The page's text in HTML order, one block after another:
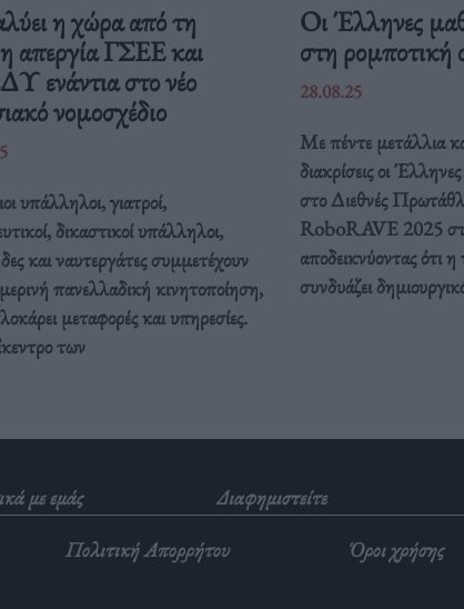
η χώρα από τη
απεργία ΓΣΕΕ και
ενάντια στο νέο
νομοσχέδιο
υπάλληλοι, γιατροί,
δικαστικοί υπάλληλοι,
και ναυτεργάτες συμμετέχουν
πανελλαδική κινητοποίηση,
μεταφορές και υπηρεσίες.
των
Οι Έλληνες
στη ρομποτική
28.08.25
Με πέντε μετάλλια
διακρίσεις οι
στο Διεθνές
RoboRAVE 2025
αποδεικνύοντας ότι
συνδυάζει
με εμάς Διαφημιστείτε
Πολιτική Απορρήτου
Όροι χρήσης